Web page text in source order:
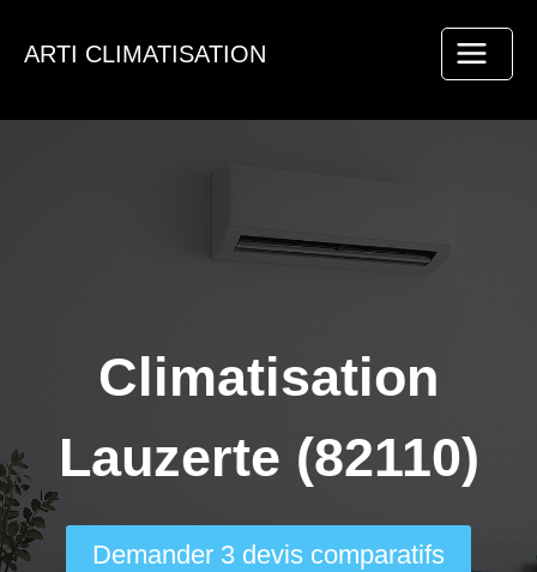
ARTI CLIMATISATION
Climatisation
Lauzerte (82110)
Demander 3 devis comparatifs